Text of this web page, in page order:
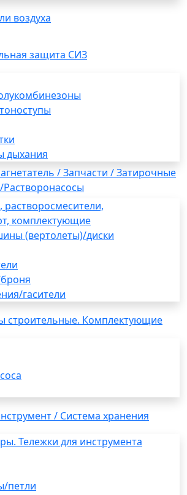
воздуха
защита СИЗ
дыхания
/ Запчасти / Затирочные
растворосмесители,
комплектующие
(вертолеты)/диски
гасители
строительные. Комплектующие
/ Система хранения
Тележки для инструмента
петли